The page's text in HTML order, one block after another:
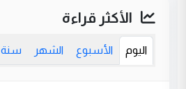
الأكثر قراءة
اليوم الأسبوع الشهر سنة